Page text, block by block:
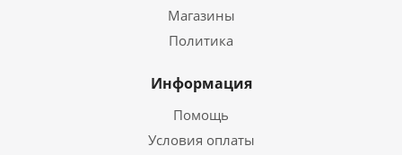
Магазины
Политика
Информация
Помощь
Условия оплаты